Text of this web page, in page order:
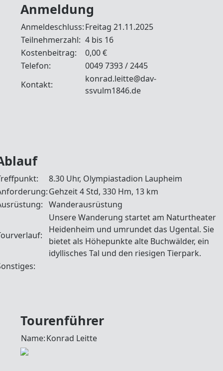
Anmeldung
Anmeldeschluss:Freitag 21.11.2025
Teilnehmerzahl: 4 bis 16
Kostenbeitrag:
0,00 €
Telefon:
0049 7393 / 2445
Kontakt:
konrad.leitte@dav-
ssvulm1846.de
8.30 Uhr, Olympiastadion Laupheim
Gehzeit 4 Std, 330 Hm, 13 km
Wanderausrüstung
Unsere Wanderung startet am Naturtheater
Heidenheim und umrundet das Ugental. Sie
bietet als Höhepunkte alte Buchwälder, ein
idyllisches Tal und den riesigen Tierpark.
Tourenführer
Name:Konrad Leitte